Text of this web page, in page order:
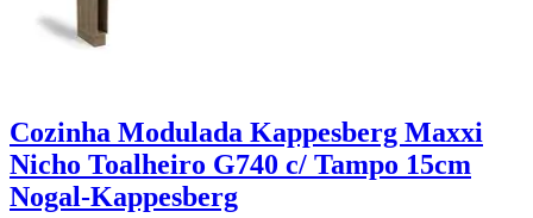
Cozinha Modulada Kappesberg Maxxi
Nicho Toalheiro G740 c/ Tampo 15cm
Nogal-Kappesberg